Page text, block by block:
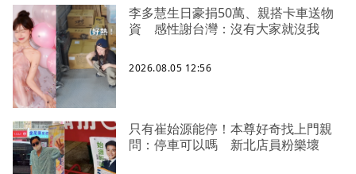
李多慧生日豪捐50萬、親搭卡車送物
資 感性謝台灣：沒有大家就沒我
2026.08.05 12:56
只有崔始源能停！本尊好奇找上門親
問：停車可以嗎 新北店員粉樂壞